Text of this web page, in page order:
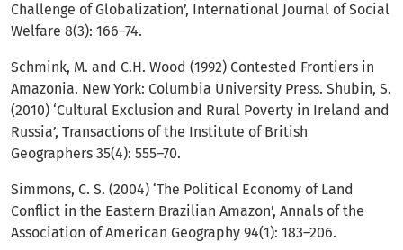
Challenge of Globalization’, International Journal of Social
Welfare 8(3): 166–74.
Schmink, M. and C.H. Wood (1992) Contested Frontiers in
Amazonia. New York: Columbia University Press. Shubin, S.
(2010) ‘Cultural Exclusion and Rural Poverty in Ireland and
Russia’, Transactions of the Institute of British
Geographers 35(4): 555–70.
Simmons, C. S. (2004) ‘The Political Economy of Land
Conflict in the Eastern Brazilian Amazon’, Annals of the
Association of American Geography 94(1): 183–206.